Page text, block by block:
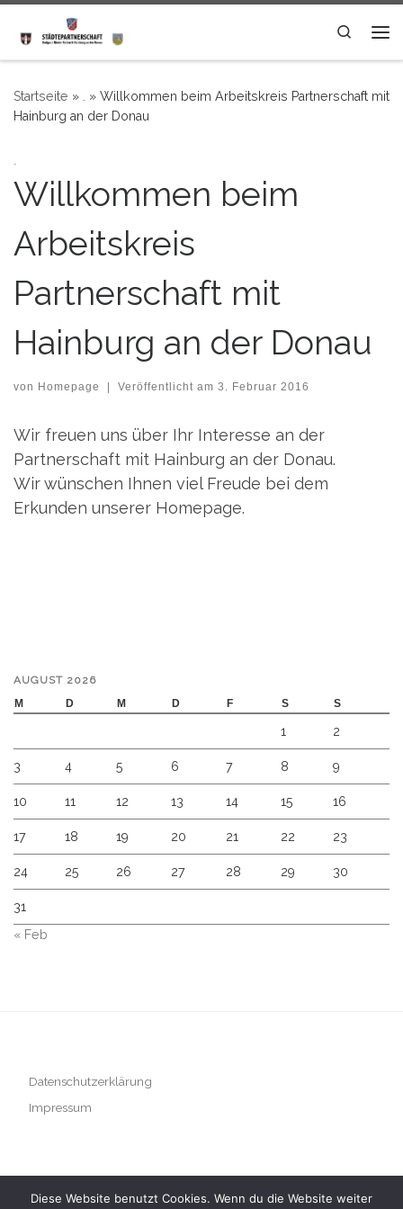
Zum Inhalt springen
Search
Startseite » » Willkommen beim Arbeitskreis Partnerschaft mit
Hainburg an der Donau
.
Willkommen beim
Arbeitskreis
Partnerschaft mit
Hainburg an der Donau
von Homepage | Veröffentlicht am 3. Februar 2016
Wir freuen uns über Ihr Interesse an der
Partnerschaft mit Hainburg an der Donau.
Wir wünschen Ihnen viel Freude bei dem
Erkunden unserer Homepage.
AUGUST 2026
M
D M D F S S
1 2
3 4 5 6 7 8 9
10 11 12 13 14 15 16
17 18 19 20 21 22 23
24 25 26 27 28 29 30
31
« Feb
Datenschutzerklärung
Impressum
Diese Website benutzt Cookies. Wenn du die Website weiter